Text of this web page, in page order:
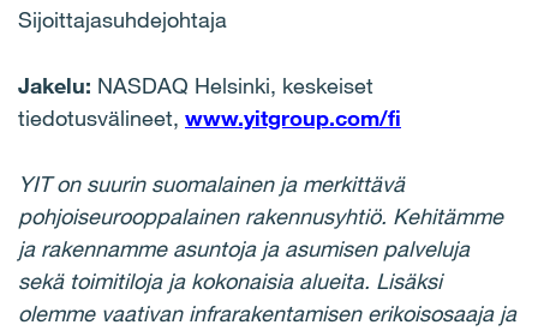
Sijoittajasuhdejohtaja
Jakelu: NASDAQ Helsinki, keskeiset
tiedotusvälineet, www.yitgroup.com/fi
YIT on suurin suomalainen ja merkittävä
pohjoiseurooppalainen rakennusyhtiö. Kehitämme
ja rakennamme asuntoja ja asumisen palveluja
sekä toimitiloja ja kokonaisia alueita. Lisäksi
olemme vaativan infrarakentamisen erikoisosaaja ja